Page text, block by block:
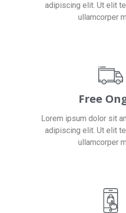
adipiscing elit. Ut elit
ullamcorper
Free
Lorem ipsum dolor sit
adipiscing elit. Ut elit
ullamcorper